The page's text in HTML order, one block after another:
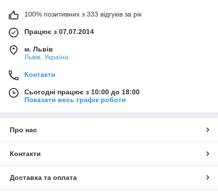
100% позитивних з 333 відгуків за рік
Працює з 07.07.2014
м. Львів
Львів, Україна
Контакти
Сьогодні працює з 10:00 до 18:00
Показати весь графік роботи
Про нас
Контакти
Доставка та оплата